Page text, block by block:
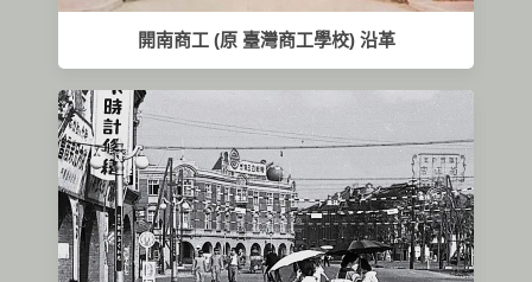
開南商工 (原 臺灣商工學校) 沿革